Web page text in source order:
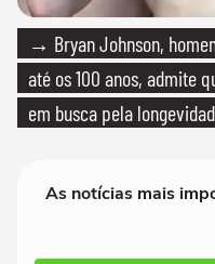
→ Bryan Johnson,
até os 100 anos, admite
em busca pela
As notícias mais